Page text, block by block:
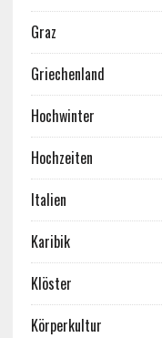
Graz
Griechenland
Hochwinter
Hochzeiten
Italien
Karibik
Klöster
Körperkultur